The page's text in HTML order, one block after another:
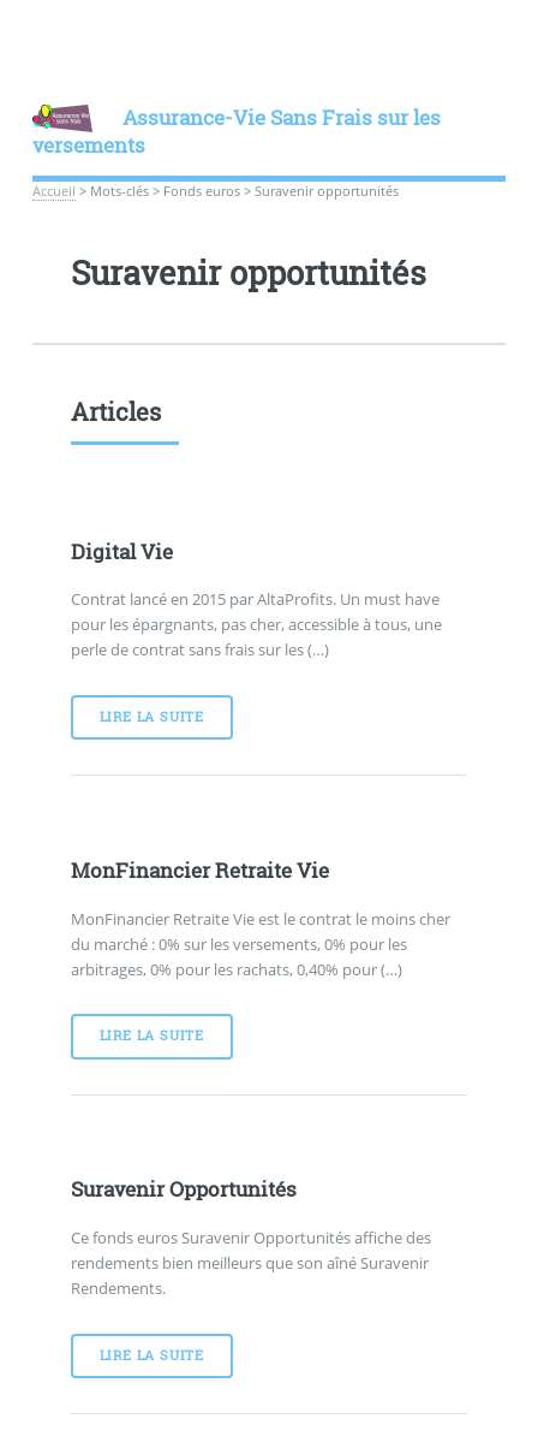
Assurance-Vie Sans Frais sur les
versements
Accueil > Mots-clés> Fonds euros> Suravenir opportunités
Suravenir opportunités
Articles
Digital Vie
Contrat lancé en 2015 par AltaProfits. Un must have
pour les épargnants, pas cher, accessible à tous, une
perle de contrat sans frais sur les (…)
LIRE LA SUITE
MonFinancier Retraite Vie
MonFinancier Retraite Vie est le contrat le moins cher
du marché : 0% sur les versements, 0% pour les
arbitrages, 0% pour les rachats, 0,40% pour (…)
LIRE LA SUITE
Suravenir Opportunités
Ce fonds euros Suravenir Opportunités affiche des
rendements bien meilleurs que son aîné Suravenir
Rendements.
LIRE LA SUITE